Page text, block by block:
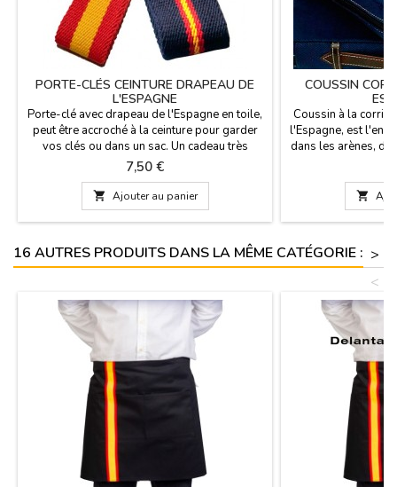
PORTE-CLÉS CEINTURE DRAPEAU DE
L'ESPAGNE
Porte-clé avec drapeau de l'Espagne en toile,
peut être accroché à la ceinture pour garder
vos clés ou dans un sac. Un cadeau très
pratique et disponibles en différentes
couleurs. Fabriqué en Espagne.Taille: 7 cm x 3
cm
Prix
7,50 €
 Ajouter au panier
COUSSIN
Coussin à la
l'Espagne, est
dans les arènes,
similicuir bleu,
éclair. Te garantir
qualité. Fabriqué

16 AUTRES PRODUITS DANS LA MÊME CATÉGORIE : >
<